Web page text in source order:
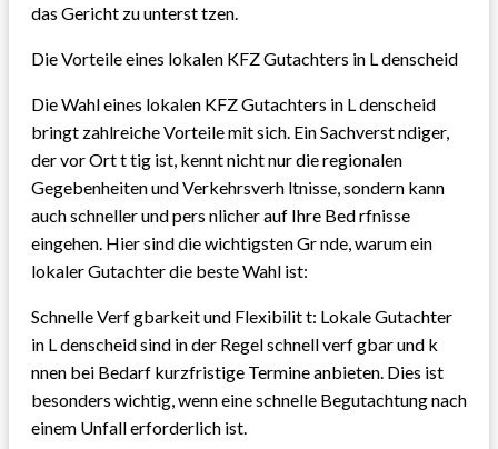
das Gericht zu unterst tzen.
Die Vorteile eines lokalen KFZ Gutachters in L denscheid
Die Wahl eines lokalen KFZ Gutachters in L denscheid
bringt zahlreiche Vorteile mit sich. Ein Sachverst ndiger,
der vor Ort t tig ist, kennt nicht nur die regionalen
Gegebenheiten und Verkehrsverh ltnisse, sondern kann
auch schneller und pers nlicher auf Ihre Bed rfnisse
eingehen. Hier sind die wichtigsten Gr nde, warum ein
lokaler Gutachter die beste Wahl ist:
Schnelle Verf gbarkeit und Flexibilit t: Lokale Gutachter
in L denscheid sind in der Regel schnell verf gbar und k
nnen bei Bedarf kurzfristige Termine anbieten. Dies ist
besonders wichtig, wenn eine schnelle Begutachtung nach
einem Unfall erforderlich ist.